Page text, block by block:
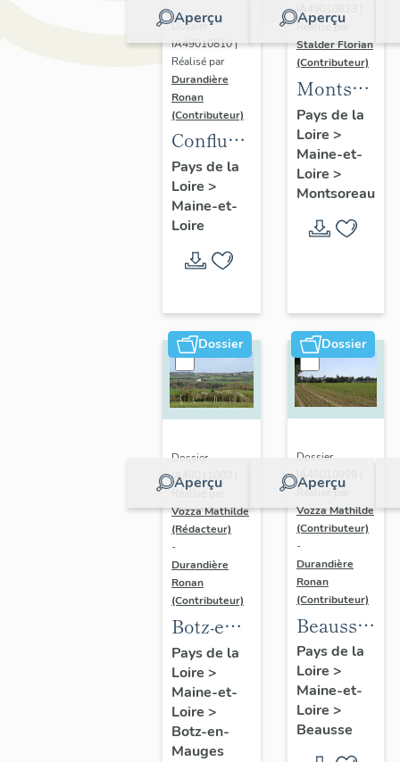
Aperçu
Dossier
IA49010810 |
Réalisé par
Durandière
Ronan
(Contributeur)
Confluence
Maine-
Loire :
présentation
l'opération
Pays de la
Loire >
Maine-et-
Loire
Aperçu
IA49010823 |
Réalisé par
Stalder Florian
(Contributeur)
Montsoreau
:
de la
commune
Pays de la
Loire >
Maine-et-
Loire >
Montsoreau
Dossier
Aperçu
Dossier
IA49011000 |
Réalisé par
Vozza Mathilde
(Rédacteur)
-
Durandière
Ronan
(Contributeur)
Botz-en-
Mauges :
présentation
de la
commune
Pays de la
Loire >
Maine-et-
Loire >
Botz-en-
Mauges
Dossier
Aperçu
Dossier
IA49010999 |
Réalisé par
Vozza Mathilde
(Contributeur)
-
Durandière
Ronan
(Contributeur)
Beausse :
de la
commune
Pays de la
Loire >
Maine-et-
Loire >
Beausse